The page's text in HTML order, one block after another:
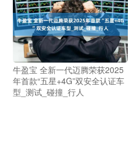
牛盈宝 全新一代迈腾荣获2025
年首款“五星+4G”双安全认证车
型_测试_碰撞_行人